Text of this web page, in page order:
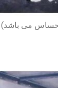
حساس می